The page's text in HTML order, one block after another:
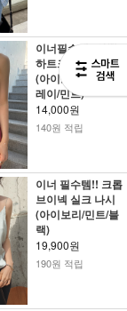
이너필수템!!왕뽕
하트크롭 튜브탑
(아이보리/블랙/그
레이/민트)
14,000원
140원 적립
이너 필수템!! 크롭
브이넥 실크 나시
(아이보리/민트/블
랙)
19,900원
190원 적립